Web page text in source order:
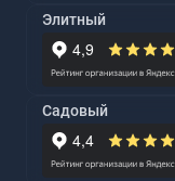
Элитный
Садовый